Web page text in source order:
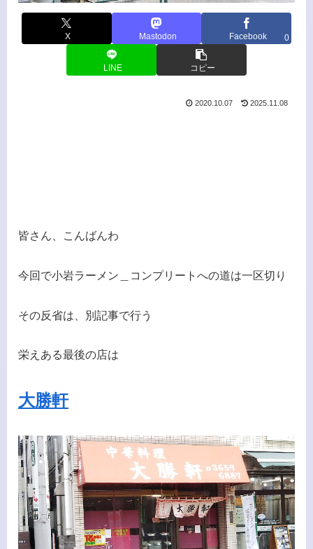
X Mastodon Facebook 0
LINE コピー
2020.10.07 2025.11.08
皆さん、こんばんわ
今回で小岩ラーメン＿コンプリートへの道は一区切り
その反省は、別記事で行う
栄えある最後の店は
大勝軒